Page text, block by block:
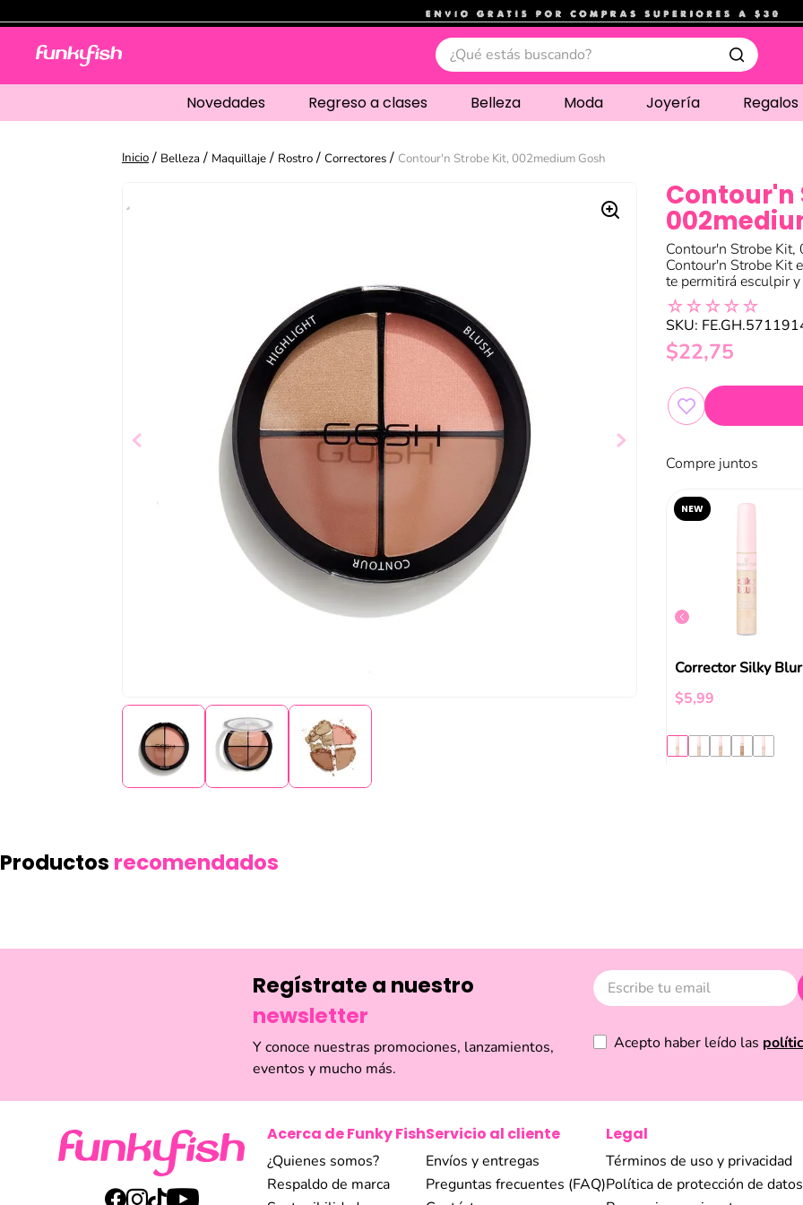
.
¿Qué estás buscando?
Novedades Regreso a clases Belleza Moda Joyería Regalos
Belleza Maquillaje Rostro Correctores Contour'n Strobe Kit, 002medium Gosh
Contour'n
Contour'n Strobe
Contour'n Strobe Kit
te permitirá esculpir
☆☆☆☆☆
SKU:
$22,75
Compre juntos
Abny 3d Cover Concealer Absolute New York
$12,68
NEW
$5,99
Productos recomendados
Paleta De Correctores Correct & Conceal 4.4 Gr 10 Essence Corrector coverstick essence Mega Waterproof Concealer